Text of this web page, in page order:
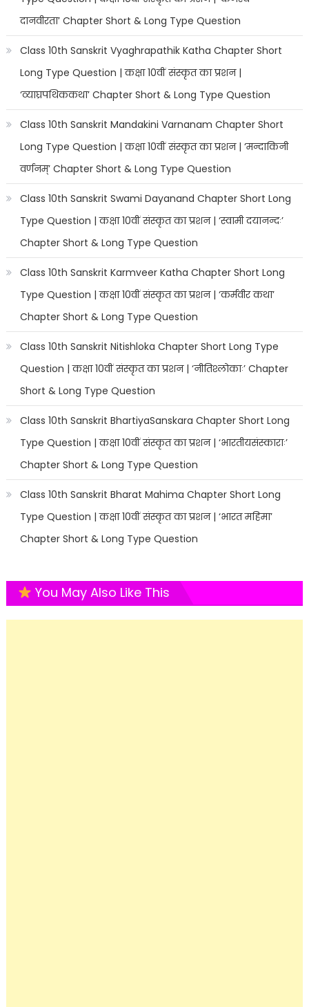
दानवीरता’ Chapter Short & Long Type Question
Class 10th Sanskrit Vyaghrapathik Katha Chapter Short
Long Type Question | कक्षा 10वीं संस्कृत का प्रशन |
‘व्याघ्रपथिककथा’ Chapter Short & Long Type Question
Class 10th Sanskrit Mandakini Varnanam Chapter Short
Long Type Question | कक्षा 10वीं संस्कृत का प्रशन | ‘मन्दाकिनी
वर्णनम्’ Chapter Short & Long Type Question
Class 10th Sanskrit Swami Dayanand Chapter Short Long
Type Question | कक्षा 10वीं संस्कृत का प्रशन | ‘स्वामी दयानन्दः’
Chapter Short & Long Type Question
Class 10th Sanskrit Karmveer Katha Chapter Short Long
Type Question | कक्षा 10वीं संस्कृत का प्रशन | ‘कर्मवीर कथा’
Chapter Short & Long Type Question
Class 10th Sanskrit Nitishloka Chapter Short Long Type
Question | कक्षा 10वीं संस्कृत का प्रशन | ‘नीतिश्लोकाः’ Chapter
Short & Long Type Question
Class 10th Sanskrit BhartiyaSanskara Chapter Short Long
Type Question | कक्षा 10वीं संस्कृत का प्रशन | ‘भारतीयसंस्काराः’
Chapter Short & Long Type Question
Class 10th Sanskrit Bharat Mahima Chapter Short Long
Type Question | कक्षा 10वीं संस्कृत का प्रशन | ‘भारत महिमा’
Chapter Short & Long Type Question
You May Also Like This